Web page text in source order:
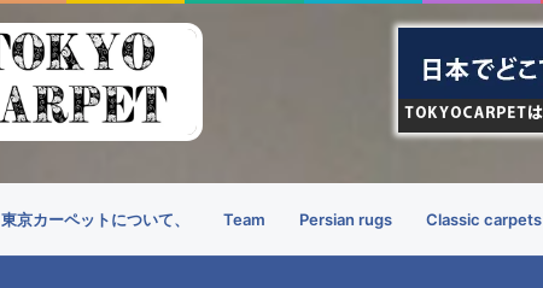
東京カーペットについて、 Team Persian rugs Classic carpets